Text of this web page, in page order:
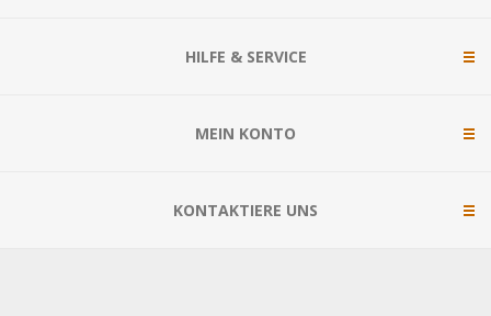
HILFE & SERVICE
MEIN KONTO
KONTAKTIERE UNS